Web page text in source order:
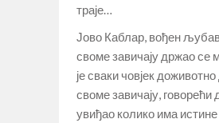
траје…
Јово Каблар, вођен
своме завичају држао се
је сваки човјек
своме завичају, говорећи
увиђао колико има истине